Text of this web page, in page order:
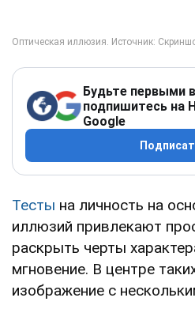
Будьте первыми
подпишитесь на
Google
Тесты на личность на
иллюзий привлекают
раскрыть черты
мгновение. В центре
изображение с